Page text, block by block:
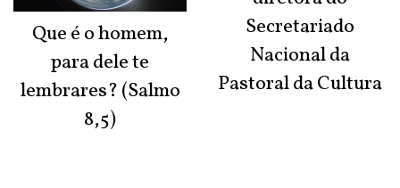
Que é o homem,
para dele te
lembrares? (Salmo
8,5)
Secretariado
Nacional da
Pastoral da Cultura